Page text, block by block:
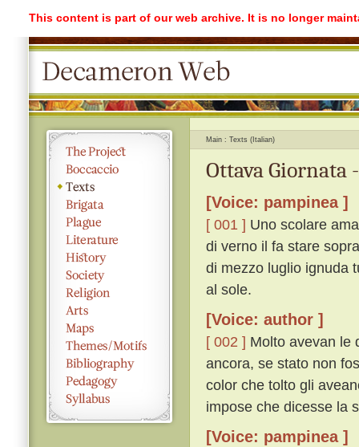
This content is part of our web archive. It is no longer
Main Texts (Italian)
Ottava Giornata
[Voice: pampinea ]
[ 001 ] Uno scolare
di verno il fa stare
di mezzo luglio ignuda
al sole.
[Voice: author ]
[ 002 ] Molto avevan le
ancora, se stato non
color che tolto gli
impose che dicesse la
[Voice: pampinea ]